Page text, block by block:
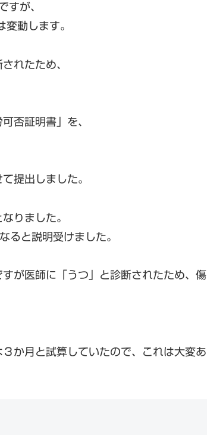
すが、
動します。
れたため、
否証明書」を、
提出しました。
りました。
と説明受けました。
が医師に「うつ」と診断されたため、傷
か月と試算していたので、これは大変あ